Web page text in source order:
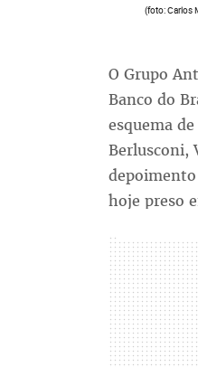
(foto: Carlos
O Grupo
Banco do
esquema
Berlusconi,
hoje preso